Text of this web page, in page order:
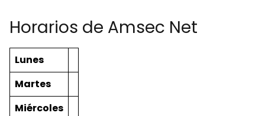
Horarios de Amsec Net
Lunes
Martes
Miércoles